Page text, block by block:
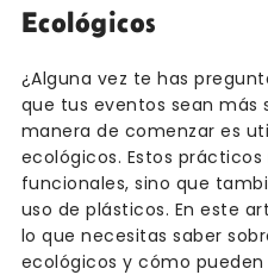
Ecológicos
¿Alguna vez te has
que tus eventos sean más
manera de comenzar es
ecológicos. Estos
funcionales, sino que
uso de plásticos. En este
lo que necesitas saber
ecológicos y cómo